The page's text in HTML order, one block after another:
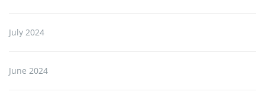
July 2024
June 2024